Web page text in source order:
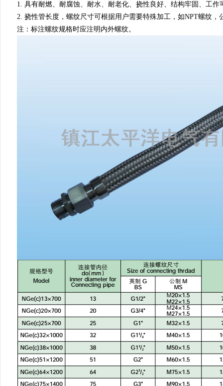
1. 具有耐燃、耐腐蚀、耐水、耐老化、挠性良好、结构牢固、工作
2. 挠性管长度，螺纹尺寸可根据用户需要特殊加工，如NPT螺纹，
注：标注螺纹规格时应注明内外螺纹。